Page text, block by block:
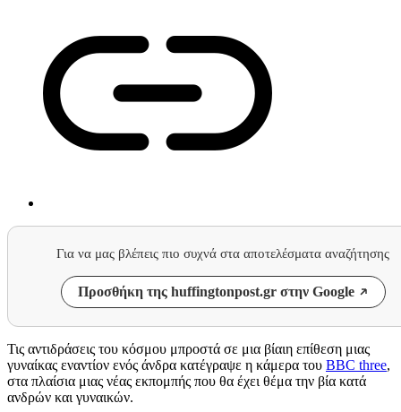
Για να μας βλέπεις πιο συχνά στα αποτελέσματα αναζήτησης
Προσθήκη της huffingtonpost.gr στην Google
Τις αντιδράσεις του κόσμου μπροστά σε μια βίαιη επίθεση μιας
γυναίκας εναντίον ενός άνδρα κατέγραψε η κάμερα του BBC three,
στα πλαίσια μιας νέας εκπομπής που θα έχει θέμα την βία κατά
ανδρών και γυναικών.